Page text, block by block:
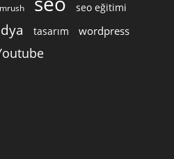
seo eğitimi
tasarım wordpress